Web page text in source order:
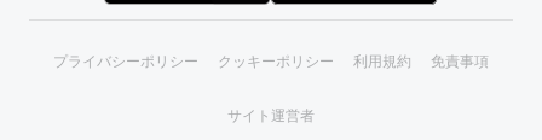
プライバシーポリシー クッキーポリシー 利用規約 免責事項
サイト運営者